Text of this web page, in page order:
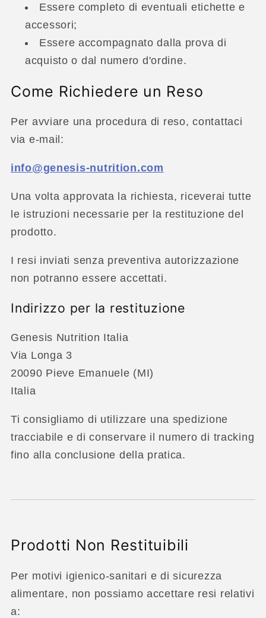
Essere completo di eventuali etichette e
accessori;
Essere accompagnato dalla prova di
acquisto o dal numero d'ordine.
Come Richiedere un Reso
Per avviare una procedura di reso, contattaci
via e-mail:
info@genesis-nutrition.com
Una volta approvata la richiesta, riceverai tutte
le istruzioni necessarie per la restituzione del
prodotto.
I resi inviati senza preventiva autorizzazione
non potranno essere accettati.
Indirizzo per la restituzione
Genesis Nutrition Italia
Via Longa 3
20090 Pieve Emanuele (MI)
Italia
Ti consigliamo di utilizzare una spedizione
tracciabile e di conservare il numero di tracking
fino alla conclusione della pratica.
Prodotti Non Restituibili
Per motivi igienico-sanitari e di sicurezza
alimentare, non possiamo accettare resi relativi
a: